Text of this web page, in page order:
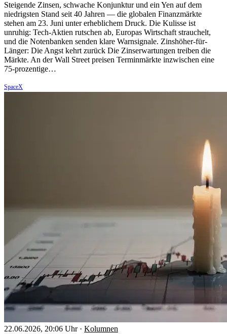
Steigende Zinsen, schwache Konjunktur und ein Yen auf dem
niedrigsten Stand seit 40 Jahren — die globalen Finanzmärkte
stehen am 23. Juni unter erheblichem Druck. Die Kulisse ist
unruhig: Tech-Aktien rutschen ab, Europas Wirtschaft strauchelt,
und die Notenbanken senden klare Warnsignale. Zinshöher-für-
Länger: Die Angst kehrt zurück Die Zinserwartungen treiben die
Märkte. An der Wall Street preisen Terminmärkte inzwischen eine
75-prozentige…
SpaceX
22.06.2026, 20:06 Uhr · Kolumnen